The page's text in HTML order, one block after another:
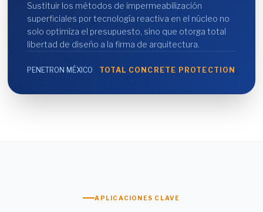
Sustituir los métodos de impermeabilización
superficiales por tecnología reactiva en el núcleo no
solo optimiza el presupuesto, sino que otorga total
libertad de diseño a la firma de arquitectura.
PENETRON MÉXICO TOTAL CONCRETE PROTECTION
APLICACIONES CLAVE